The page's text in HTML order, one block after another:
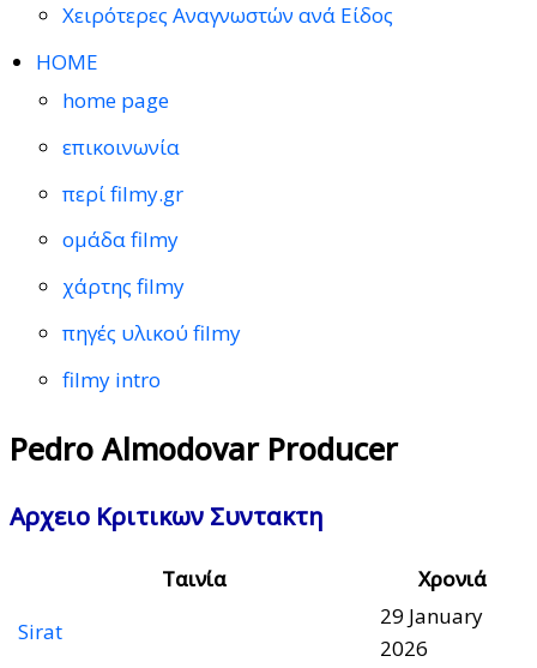
Χειρότερες Αναγνωστών ανά Είδος
HOME
home page
επικοινωνία
περί filmy.gr
ομάδα filmy
χάρτης filmy
πηγές υλικού filmy
filmy intro
Pedro Almodovar Producer
Αρχειο Κριτικων Συντακτη
Ταινία
Χρονιά
Sirat
29 January
2026